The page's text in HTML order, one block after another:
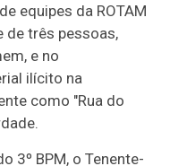
equipes da ROTAM
de três pessoas,
e no
ilícito na
como "Rua do
3º BPM, o Tenente-